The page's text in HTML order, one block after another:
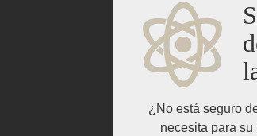
¿No está seguro
necesita para